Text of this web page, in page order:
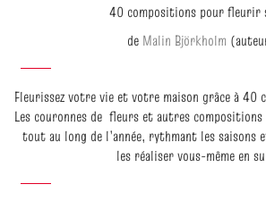
40 compositions pour fleurir
de Malin Björkholm
Fleurissez votre vie et votre maison grâce à 40
Les couronnes de fleurs et autres
tout au long de l’année, rythmant les saisons
les réaliser vous-même en